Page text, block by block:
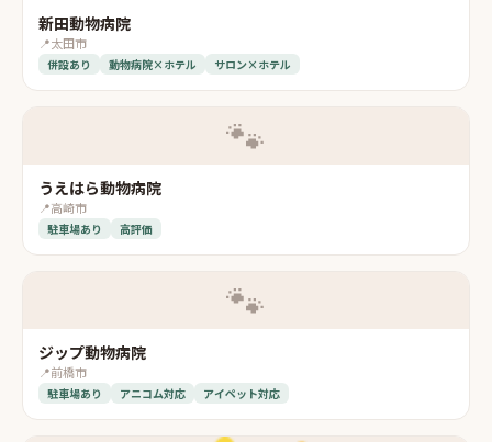
新田動物病院
📍太田市
併設あり 動物病院×ホテル サロン×ホテル
🐾
うえはら動物病院
📍高崎市
駐車場あり 高評価
🐾
ジップ動物病院
📍前橋市
駐車場あり アニコム対応 アイペット対応